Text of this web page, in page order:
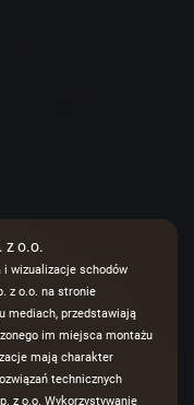
z o.o.
i wizualizacje schodów
z o.o. na stronie
mediach, przedstawiają
im miejsca montażu
mają charakter
technicznych
z o.o. Wykorzystywanie